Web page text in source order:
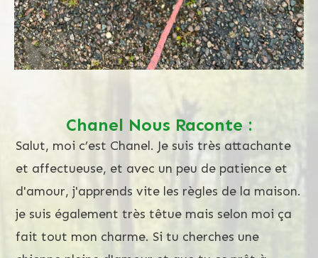
Chanel Nous Raconte :
Salut, moi c’est Chanel. Je suis très attachante
et affectueuse, et avec un peu de patience et
d'amour, j'apprends vite les règles de la maison.
je suis également très têtue mais selon moi ça
fait tout mon charme. Si tu cherches une